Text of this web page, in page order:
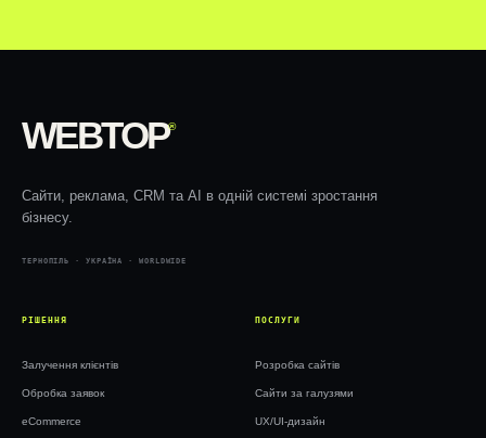
WEBTOP®
Сайти, реклама, CRM та AI в одній системі зростання
бізнесу.
ТЕРНОПІЛЬ · УКРАЇНА · WORLDWIDE
РІШЕННЯ
Залучення клієнтів
Обробка заявок
eCommerce
ПОСЛУГИ
Розробка сайтів
Сайти за галузями
UX/UI-дизайн